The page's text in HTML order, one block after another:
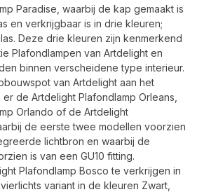
Paradise, waarbij de kap gemaakt is
en verkrijgbaar is in drie kleuren;
Deze drie kleuren zijn kenmerkend
Plafondlampen van Artdelight en
binnen verscheidene type interieur.
van Artdelight aan het
de Artdelight Plafondlamp Orleans,
Orlando of de Artdelight
de eerste twee modellen voorzien
lichtbron en waarbij de
is van een GU10 fitting.
Plafondlamp Bosco te verkrijgen in
variant in de kleuren Zwart,